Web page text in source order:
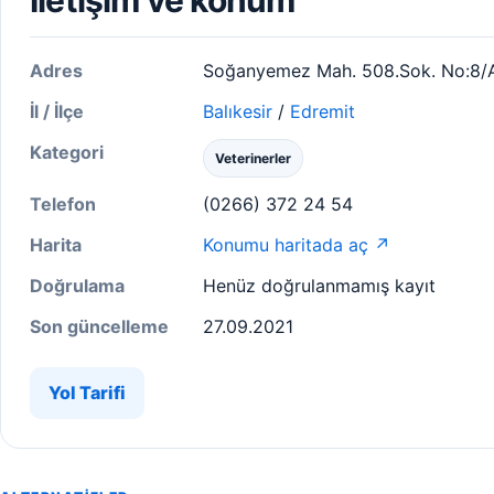
Adres
Soğanyemez Mah. 508.Sok. No:8/
İl / İlçe
Balıkesir / Edremit
Kategori
Veterinerler
Telefon
(0266) 372 24 54
Harita
Konumu haritada aç ↗
Doğrulama
Henüz doğrulanmamış kayıt
Son güncelleme
27.09.2021
Yol Tarifi